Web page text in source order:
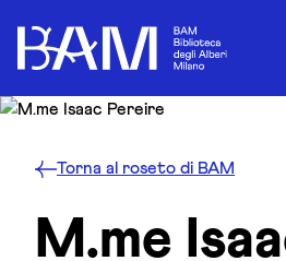
Torna al roseto di BAM
M.me